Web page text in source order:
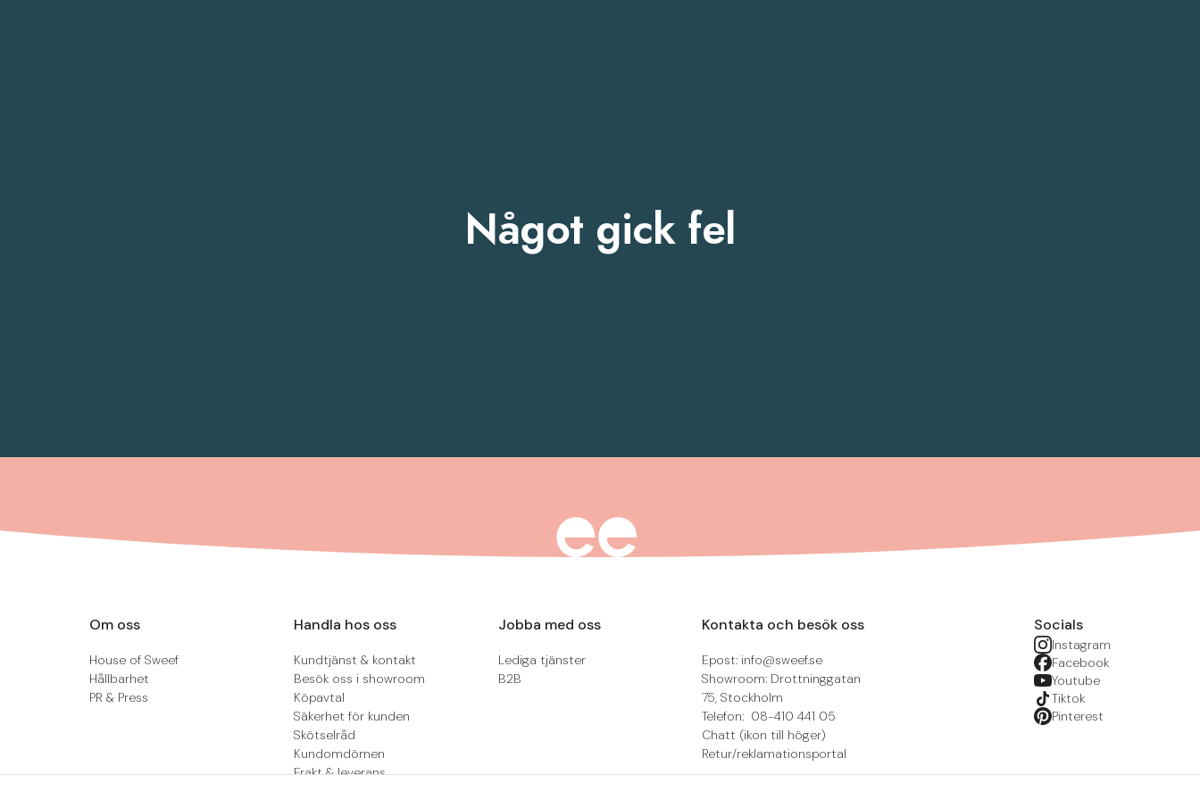
Något gick fel
Om oss
House of Sweef
Hållbarhet
PR & Press
Handla hos oss
Kundtjänst & kontakt
Besök oss i showroom
Köpavtal
Säkerhet för kunden
Skötselråd
Kundomdömen
Frakt & leverans
Jobba med oss
Lediga tjänster
B2B
Kontakta och besök oss
Epost: info@sweef.se
Showroom: Drottninggatan
75, Stockholm
Telefon: 08-410 441 05
Chatt (ikon till höger)
Retur/reklamationsportal
Socials
Instagram
Facebook
Youtube
Tiktok
Pinterest